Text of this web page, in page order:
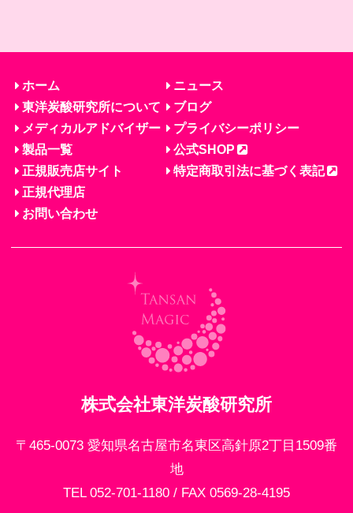
ホーム
東洋炭酸研究所について
メディカルアドバイザー
製品一覧
正規販売店サイト
正規代理店
お問い合わせ
ニュース
ブログ
プライバシーポリシー
公式SHOP
特定商取引法に基づく表記
株式会社東洋炭酸研究所
〒465-0073 愛知県名古屋市名東区高針原2丁目1509番
地
TEL 052-701-1180 / FAX 0569-28-4195